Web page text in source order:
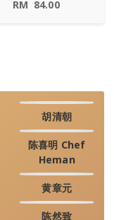
RM 84.00
胡清朝
陈喜明 Chef
Heman
黄章元
陈然致